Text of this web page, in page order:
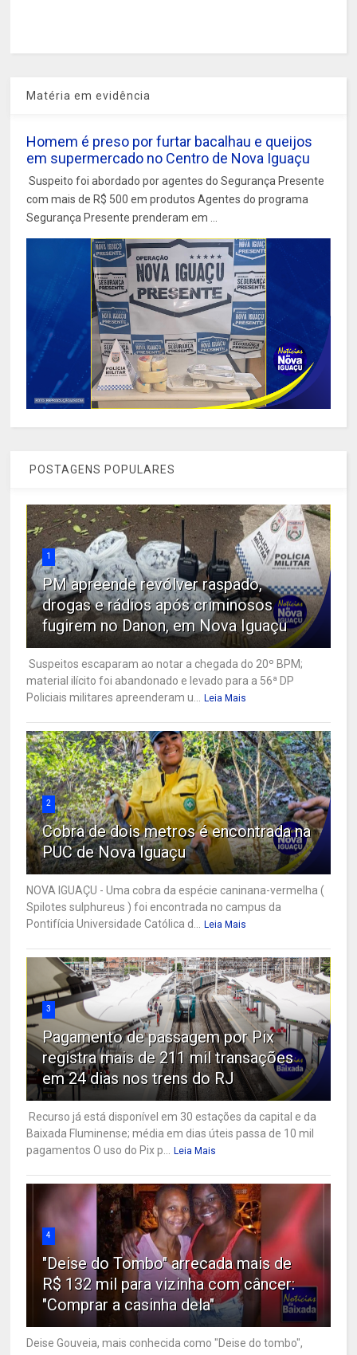
Matéria em evidência
Homem é preso por furtar bacalhau e queijos
em supermercado no Centro de Nova Iguaçu
Suspeito foi abordado por agentes do Segurança Presente
com mais de R$ 500 em produtos Agentes do programa
Segurança Presente prenderam em ...
POSTAGENS POPULARES
1
PM apreende revólver raspado,
drogas e rádios após criminosos
fugirem no Danon, em Nova Iguaçu
Suspeitos escaparam ao notar a chegada do 20º BPM;
material ilícito foi abandonado e levado para a 56ª DP
Policiais militares apreenderam u...
Leia Mais
2
Cobra de dois metros é encontrada na
PUC de Nova Iguaçu
NOVA IGUAÇU - Uma cobra da espécie caninana-vermelha (
Spilotes sulphureus ) foi encontrada no campus da
Pontifícia Universidade Católica d...
Leia Mais
3
Pagamento de passagem por Pix
registra mais de 211 mil transações
em 24 dias nos trens do RJ
Recurso já está disponível em 30 estações da capital e da
Baixada Fluminense; média em dias úteis passa de 10 mil
pagamentos O uso do Pix p...
Leia Mais
4
"Deise do Tombo" arrecada mais de
R$ 132 mil para vizinha com câncer:
"Comprar a casinha dela"
Deise Gouveia, mais conhecida como "Deise do tombo",